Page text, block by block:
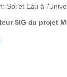
Sol et Eau à
SIG du projet